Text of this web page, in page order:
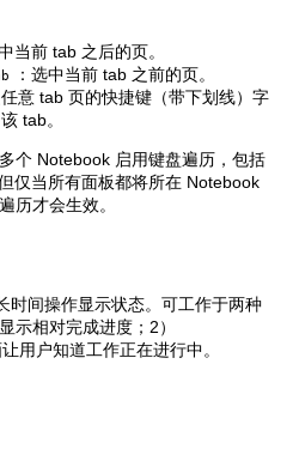
当前 tab 之后的页。
：选中当前 tab 之前的页。
意 tab 页的快捷键（带下划线）字
tab。
个 Notebook 启用键盘遍历，包括
仅当所有面板都将所在 Notebook
历才会生效。
时间操作显示状态。可工作于两种
示相对完成进度；2）
用户知道工作正在进行中。